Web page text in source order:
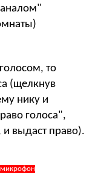
то
(щелкнув
нику и
голоса",
выдаст право).
микрофон